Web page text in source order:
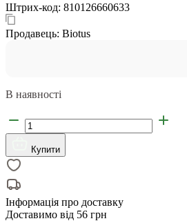
Штрих-код: 810126660633
Продавець: Biotus
В наявності
Купити
Інформація про доставку
Доставимо від 56 грн